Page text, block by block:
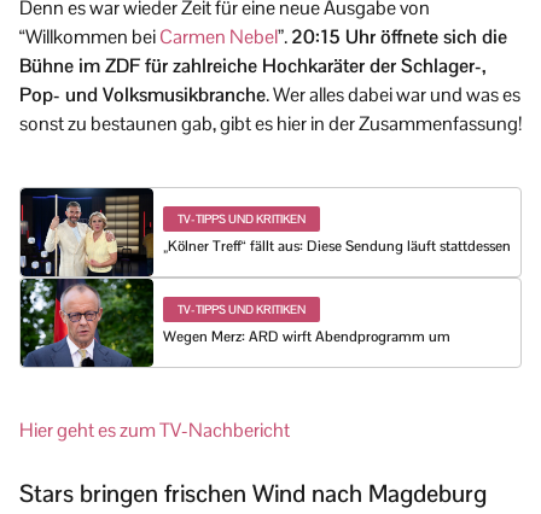
Denn es war wieder Zeit für eine neue Ausgabe von
“Willkommen beiCarmen Nebel”.20:15 Uhr öffnete sich die
Bühne im ZDF für zahlreiche Hochkaräter der Schlager-,
Pop- und Volksmusikbranche. Wer alles dabei war und was es
sonst zu bestaunen gab, gibt es hier in der Zusammenfassung!
TV-TIPPS UND KRITIKEN
„Kölner Treff“ fällt aus: Diese Sendung läuft stattdessen
TV-TIPPS UND KRITIKEN
Wegen Merz: ARD wirft Abendprogramm um
Hier geht es zum TV-Nachbericht
Stars bringen frischen Wind nach Magdeburg